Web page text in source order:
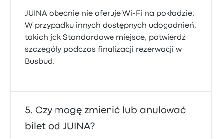
JUINA obecnie nie oferuje Wi-Fi na pokładzie.
W przypadku innych dostępnych udogodnień,
takich jak Standardowe miejsce, potwierdź
szczegóły podczas finalizacji rezerwacji w
Busbud.
Czy mogę zmienić lub anulować
bilet od JUINA?